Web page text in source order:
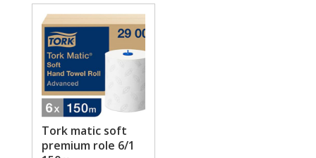
Tork matic soft
premium role 6/1